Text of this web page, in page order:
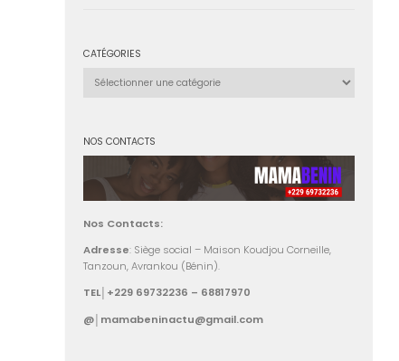
CATÉGORIES
NOS CONTACTS
Nos Contacts:
Adresse: Siège social – Maison Koudjou Corneille,
Tanzoun, Avrankou (Bénin).
TEL│+229 69732236 – 68817970
@│mamabeninactu@gmail.com